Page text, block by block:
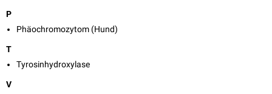
P
Phäochromozytom (Hund)
T
Tyrosinhydroxylase
V